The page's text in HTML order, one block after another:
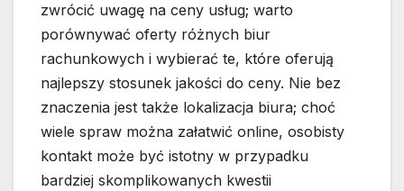
zwrócić uwagę na ceny usług; warto
porównywać oferty różnych biur
rachunkowych i wybierać te, które oferują
najlepszy stosunek jakości do ceny. Nie bez
znaczenia jest także lokalizacja biura; choć
wiele spraw można załatwić online, osobisty
kontakt może być istotny w przypadku
bardziej skomplikowanych kwestii